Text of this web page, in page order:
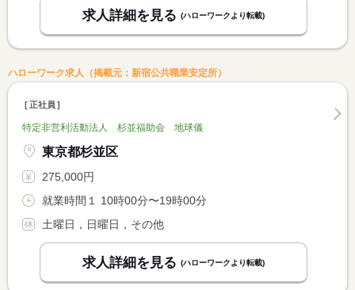
求人詳細を見る (ハローワークより転載)
ハローワーク求人（掲載元：新宿公共職業安定所）
正社員
特定非営利活動法人 杉並福助会 地球儀
東京都杉並区
275,000円
就業時間１ 10時00分〜19時00分
土曜日，日曜日，その他
求人詳細を見る (ハローワークより転載)